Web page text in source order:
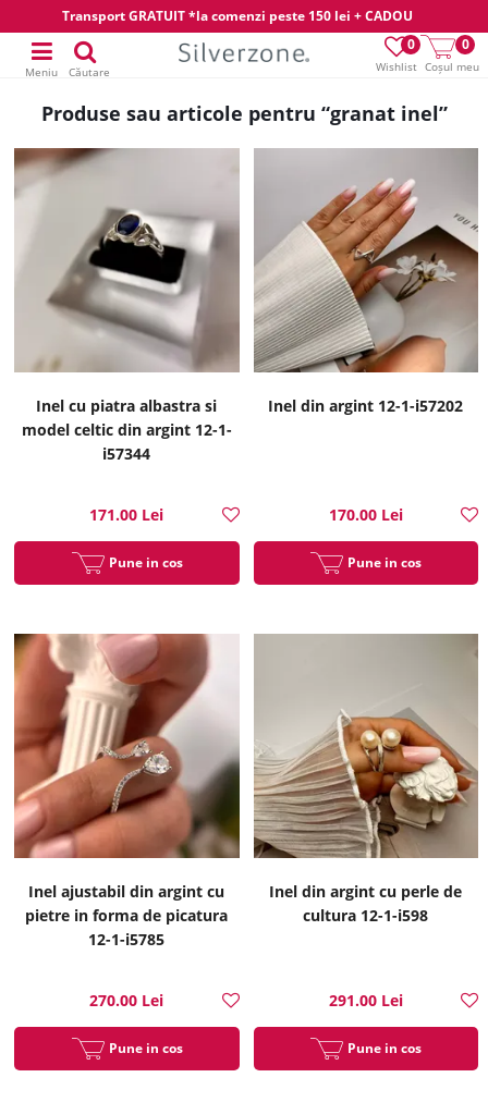
Transport GRATUIT *la comenzi peste 150 lei + CADOU
Wishlist
0
Coșul meu
0
Meniu Căutare
Produse sau articole pentru “granat inel”
Inel cu piatra albastra si
model celtic din argint 12-1-
i57344
171.00 Lei
Pune in cos
Inel din argint 12-1-i57202
170.00 Lei
Pune in cos
Inel ajustabil din argint cu
pietre in forma de picatura
12-1-i5785
270.00 Lei
Pune in cos
Inel din argint cu perle de
cultura 12-1-i598
291.00 Lei
Pune in cos